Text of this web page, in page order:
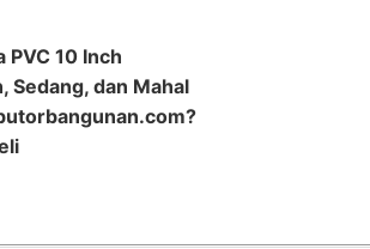
PVC 10 Inch
Sedang, dan Mahal